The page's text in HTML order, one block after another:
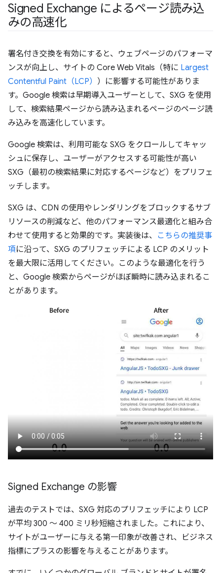
Signed Exchange によるページ読み込
みの高速化
署名付き交換を有効にすると、ウェブページのパフォーマ
ンスが向上し、サイトの Core Web Vitals（特に Largest
Contentful Paint（LCP） ）に影響する可能性がありま
す。Google 検索は早期導入ユーザーとして、SXG を使用
して、検索結果ページから読み込まれるページのページ読
み込みを高速化しています。
Google 検索は、利用可能な SXG をクロールしてキャッ
シュに保存し、ユーザーがアクセスする可能性が高い
SXG（最初の検索結果に対応するページなど）をプリフェ
ッチします。
SXG は、CDN の使用やレンダリングをブロックするサブ
リソースの削減など、他のパフォーマンス最適化と組み合
わせて使用すると効果的です。実装後は、 こちらの推奨事
項に沿って、SXG のプリフェッチによる LCP のメリット
を最大限に活用してください。このような最適化を行う
と、Google 検索からページがほぼ瞬時に読み込まれるこ
とがあります。
Signed Exchange の影響
過去のテストでは、SXG 対応のプリフェッチにより LCP
が平均 300 ～ 400 ミリ秒短縮されました。これにより、
サイトがユーザーに与える第一印象が改善され、ビジネス
指標にプラスの影響を与えることがあります。